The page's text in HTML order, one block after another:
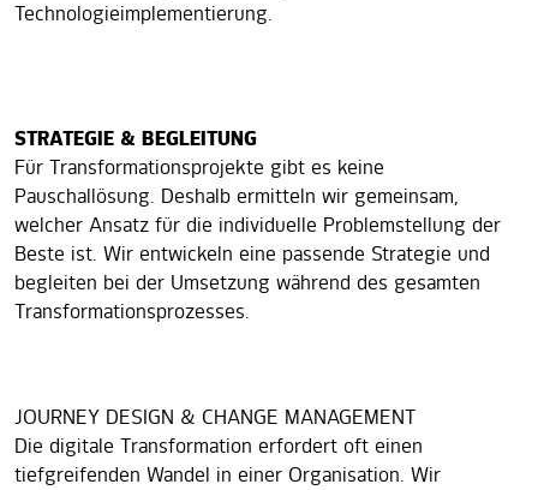
Technologieimplementierung.
STRATEGIE & BEGLEITUNG
Für Transformationsprojekte gibt es keine
Pauschallösung. Deshalb ermitteln wir gemeinsam,
welcher Ansatz für die individuelle Problemstellung der
Beste ist. Wir entwickeln eine passende Strategie und
begleiten bei der Umsetzung während des gesamten
Transformationsprozesses.
JOURNEY DESIGN & CHANGE MANAGEMENT
Die digitale Transformation erfordert oft einen
tiefgreifenden Wandel in einer Organisation. Wir